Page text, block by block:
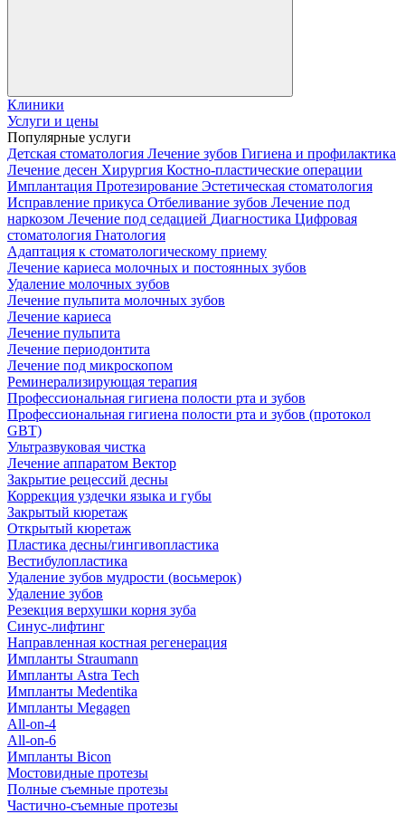
Клиники
Услуги и цены
Популярные услуги
Детская стоматология Лечение зубов Гигиена и профилактика
Лечение десен Хирургия Костно-пластические операции
Имплантация Протезирование Эстетическая стоматология
Исправление прикуса Отбеливание зубов Лечение под
наркозом Лечение под седацией Диагностика Цифровая
стоматология Гнатология
Адаптация к стоматологическому приему
Лечение кариеса молочных и постоянных зубов
Удаление молочных зубов
Лечение пульпита молочных зубов
Лечение кариеса
Лечение пульпита
Лечение периодонтита
Лечение под микроскопом
Реминерализирующая терапия
Профессиональная гигиена полости рта и зубов
Профессиональная гигиена полости рта и зубов (протокол
GBT)
Ультразвуковая чистка
Лечение аппаратом Вектор
Закрытие рецессий десны
Коррекция уздечки языка и губы
Закрытый кюретаж
Открытый кюретаж
Пластика десны/гингивопластика
Вестибулопластика
Удаление зубов мудрости (восьмерок)
Удаление зубов
Резекция верхушки корня зуба
Синус-лифтинг
Направленная костная регенерация
Импланты Straumann
Импланты Astra Tech
Импланты Medentika
Импланты Megagen
All-on-4
All-on-6
Импланты Bicon
Мостовидные протезы
Полные съемные протезы
Частично-съемные протезы